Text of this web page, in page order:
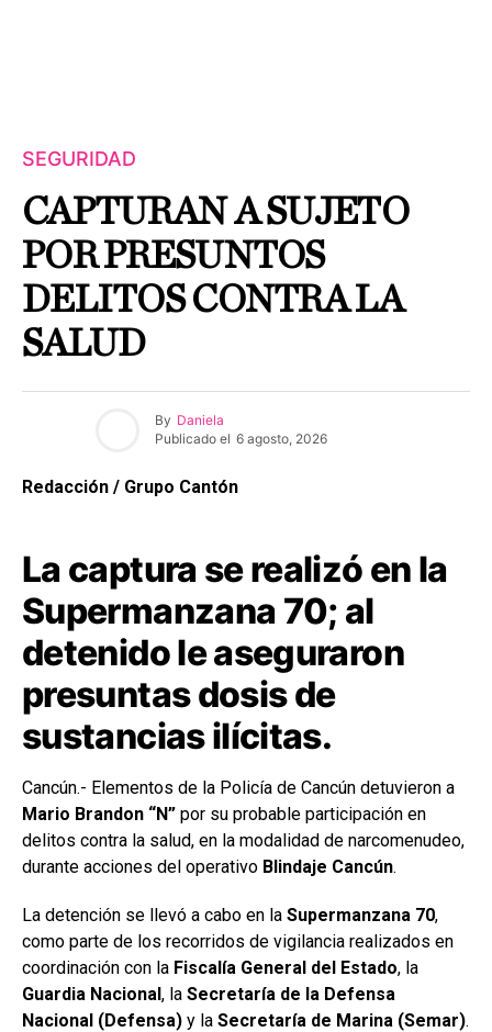
SEGURIDAD
CAPTURAN A SUJETO
POR PRESUNTOS
DELITOS CONTRA LA
SALUD
By Daniela
Publicado el 6 agosto, 2026
Redacción / Grupo Cantón
La captura se realizó en la
Supermanzana 70; al
detenido le aseguraron
presuntas dosis de
sustancias ilícitas.
Cancún.- Elementos de la Policía de Cancún detuvieron a
Mario Brandon “N” por su probable participación en
delitos contra la salud, en la modalidad de narcomenudeo,
durante acciones del operativo Blindaje Cancún.
La detención se llevó a cabo en la Supermanzana 70,
como parte de los recorridos de vigilancia realizados en
coordinación con la Fiscalía General del Estado, la
Guardia Nacional, la Secretaría de la Defensa
Nacional (Defensa) y la Secretaría de Marina (Semar).